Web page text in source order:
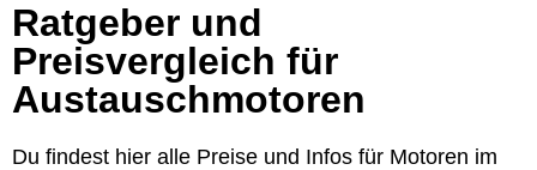
Ratgeber und
Preisvergleich für
Austauschmotoren
Du findest hier alle Preise und Infos für Motoren im